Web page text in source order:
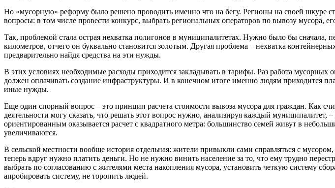
Но «мусорную» реформу было решено проводить именно что на бегу. Регионы на своей шкуре
вопросы: в том числе провести конкурс, выбрать региональных операторов по вывозу мусора,
Так, проблемой стала острая нехватка полигонов в муниципалитетах. Нужно было бы сначала,
километров, отчего он буквально становится золотым. Другая проблема – нехватка
предварительно найдя средства на эти нужды.
В этих условиях необходимые расходы приходится закладывать в тарифы. Раз работа мусорных
должен оплачивать создание инфраструктуры. И в конечном итоге именно людям приходится
иные нужды.
Еще один спорный вопрос – это принцип расчета стоимости вывоза мусора для граждан. Как
деятельности могу сказать, что решать этот вопрос нужно, анализируя каждый муниципалитет,
ориентированным оказывается расчет с квадратного метра: большинство семей живут в
увеличиваются.
В сельской местности вообще история отдельная: жители привыкли сами справляться с
теперь вдруг нужно платить деньги. Но не нужно винить население за то, что ему трудно
выбрать по согласованию с жителями места накопления мусора, установить четкую систему
апробировать систему, не торопить людей.